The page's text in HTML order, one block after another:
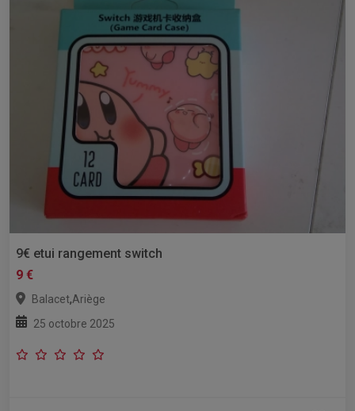
9€ etui rangement switch
9 €
Balacet,Ariège
25 octobre 2025